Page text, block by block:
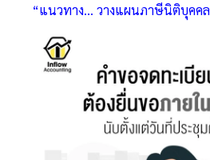
“แนวทาง… วางแผนภาษีนิติบุคค